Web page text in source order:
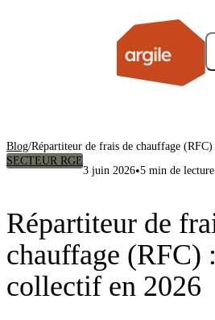
Blog/Répartiteur de frais de chauffage
SECTEUR RGE
3 juin 2026•5 min de lecture
Répartiteur de
chauffage (RFC)
collectif en 2026